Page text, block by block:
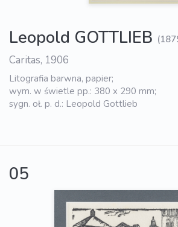
Leopold GOTTLIEB
Caritas, 1906
Litografia barwna, papier;
wym. w świetle pp.: 380 x 290 mm;
sygn. oł. p. d.: Leopold Gottlieb
05